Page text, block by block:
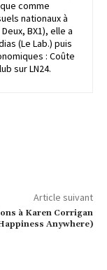
comme
nationaux à
BX1), elle a
(Le Lab.) puis
: Coûte
sur LN24.
Article suivant
à Karen Corrigan
Anywhere)